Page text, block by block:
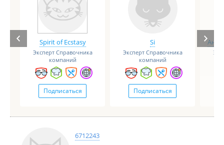
Spirit of Ecstasy
Эксперт Справочника
компаний
Подписаться
Si
Эксперт Справочника
компаний
Подписаться
6712243